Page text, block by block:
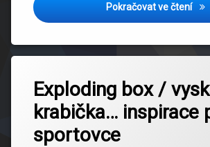
Pokračovat ve čtení
Exploding box /
krabička… inspirace
sportovce